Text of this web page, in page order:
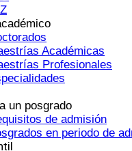
Académicas
Profesionales
un posgrado
de admisión
en periodo de